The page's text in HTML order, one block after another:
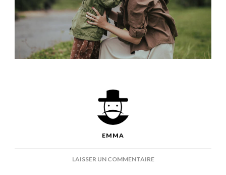
EMMA
LAISSER UN COMMENTAIRESUR